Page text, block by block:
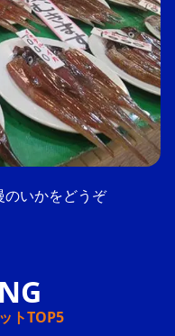
いかをどうぞ
トTOP5